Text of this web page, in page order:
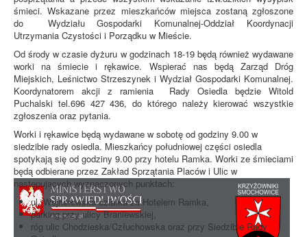
śmieci. Wskazane przez mieszkańców miejsca zostaną zgłoszone
do Wydziału Gospodarki Komunalnej-Oddział Koordynacji
Utrzymania Czystości i Porządku w Mieście.
Od środy w czasie dyżuru w godzinach 18-19 będą również wydawane
worki na śmiecie i rękawice. Wspierać nas będą Zarząd Dróg
Miejskich, Leśnictwo Strzeszynek i Wydział Gospodarki Komunalnej.
Koordynatorem akcji z ramienia Rady Osiedla będzie Witold
Puchalski tel.696 427 436, do którego należy kierować wszystkie
zgłoszenia oraz pytania.
Worki i rękawice będą wydawane w sobotę od godziny 9.00 w
siedzibie rady osiedla. Mieszkańcy południowej części osiedla
spotykają się od godziny 9.00 przy hotelu Ramka. Worki ze śmieciami
będą odbierane przez Zakład Sprzątania Placów i Ulic w
następujących wyznaczonych punktach:
ul. Wejherowska działka za Hotelem Ramka,
parking przy ulicy Braniewskiej,
róg ulic Chodzieska/Człuchowska oraz przy Siedzibie Rady